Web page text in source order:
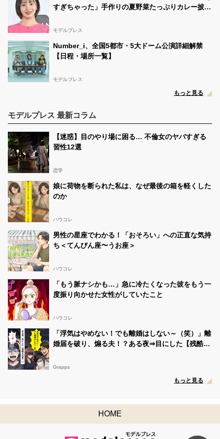
すぎちゃった」手作りの夏野菜たっぷりカレー披露
モデルプレス
Number_i、全国5都市・5大ドーム公演詳細解禁
【日程・場所一覧】
モデルプレス
もっと見る
モデルプレス 最新コラム
【迷惑】目のやり場に困る… 不倫女のヤバすぎる
習性12選
恋学
娘に荷物を断られた私は、なぜ最後の箱を軽くした
のか
ハウコレ
男性の星座でわかる！「おそろい」への正直な気持
ち＜てんびん座〜うお座＞
ハウコレ
「もう脈ナシかも…」急に冷たくなった彼をもう一
度振り向かせた女性がしていたこと
ハウコレ
「浮気はやめない！でも離婚はしない～（笑）」離
婚届を破り、煽る夫！？ある夜⇒目にした【残酷な
Grapps
もっと見る
HOME